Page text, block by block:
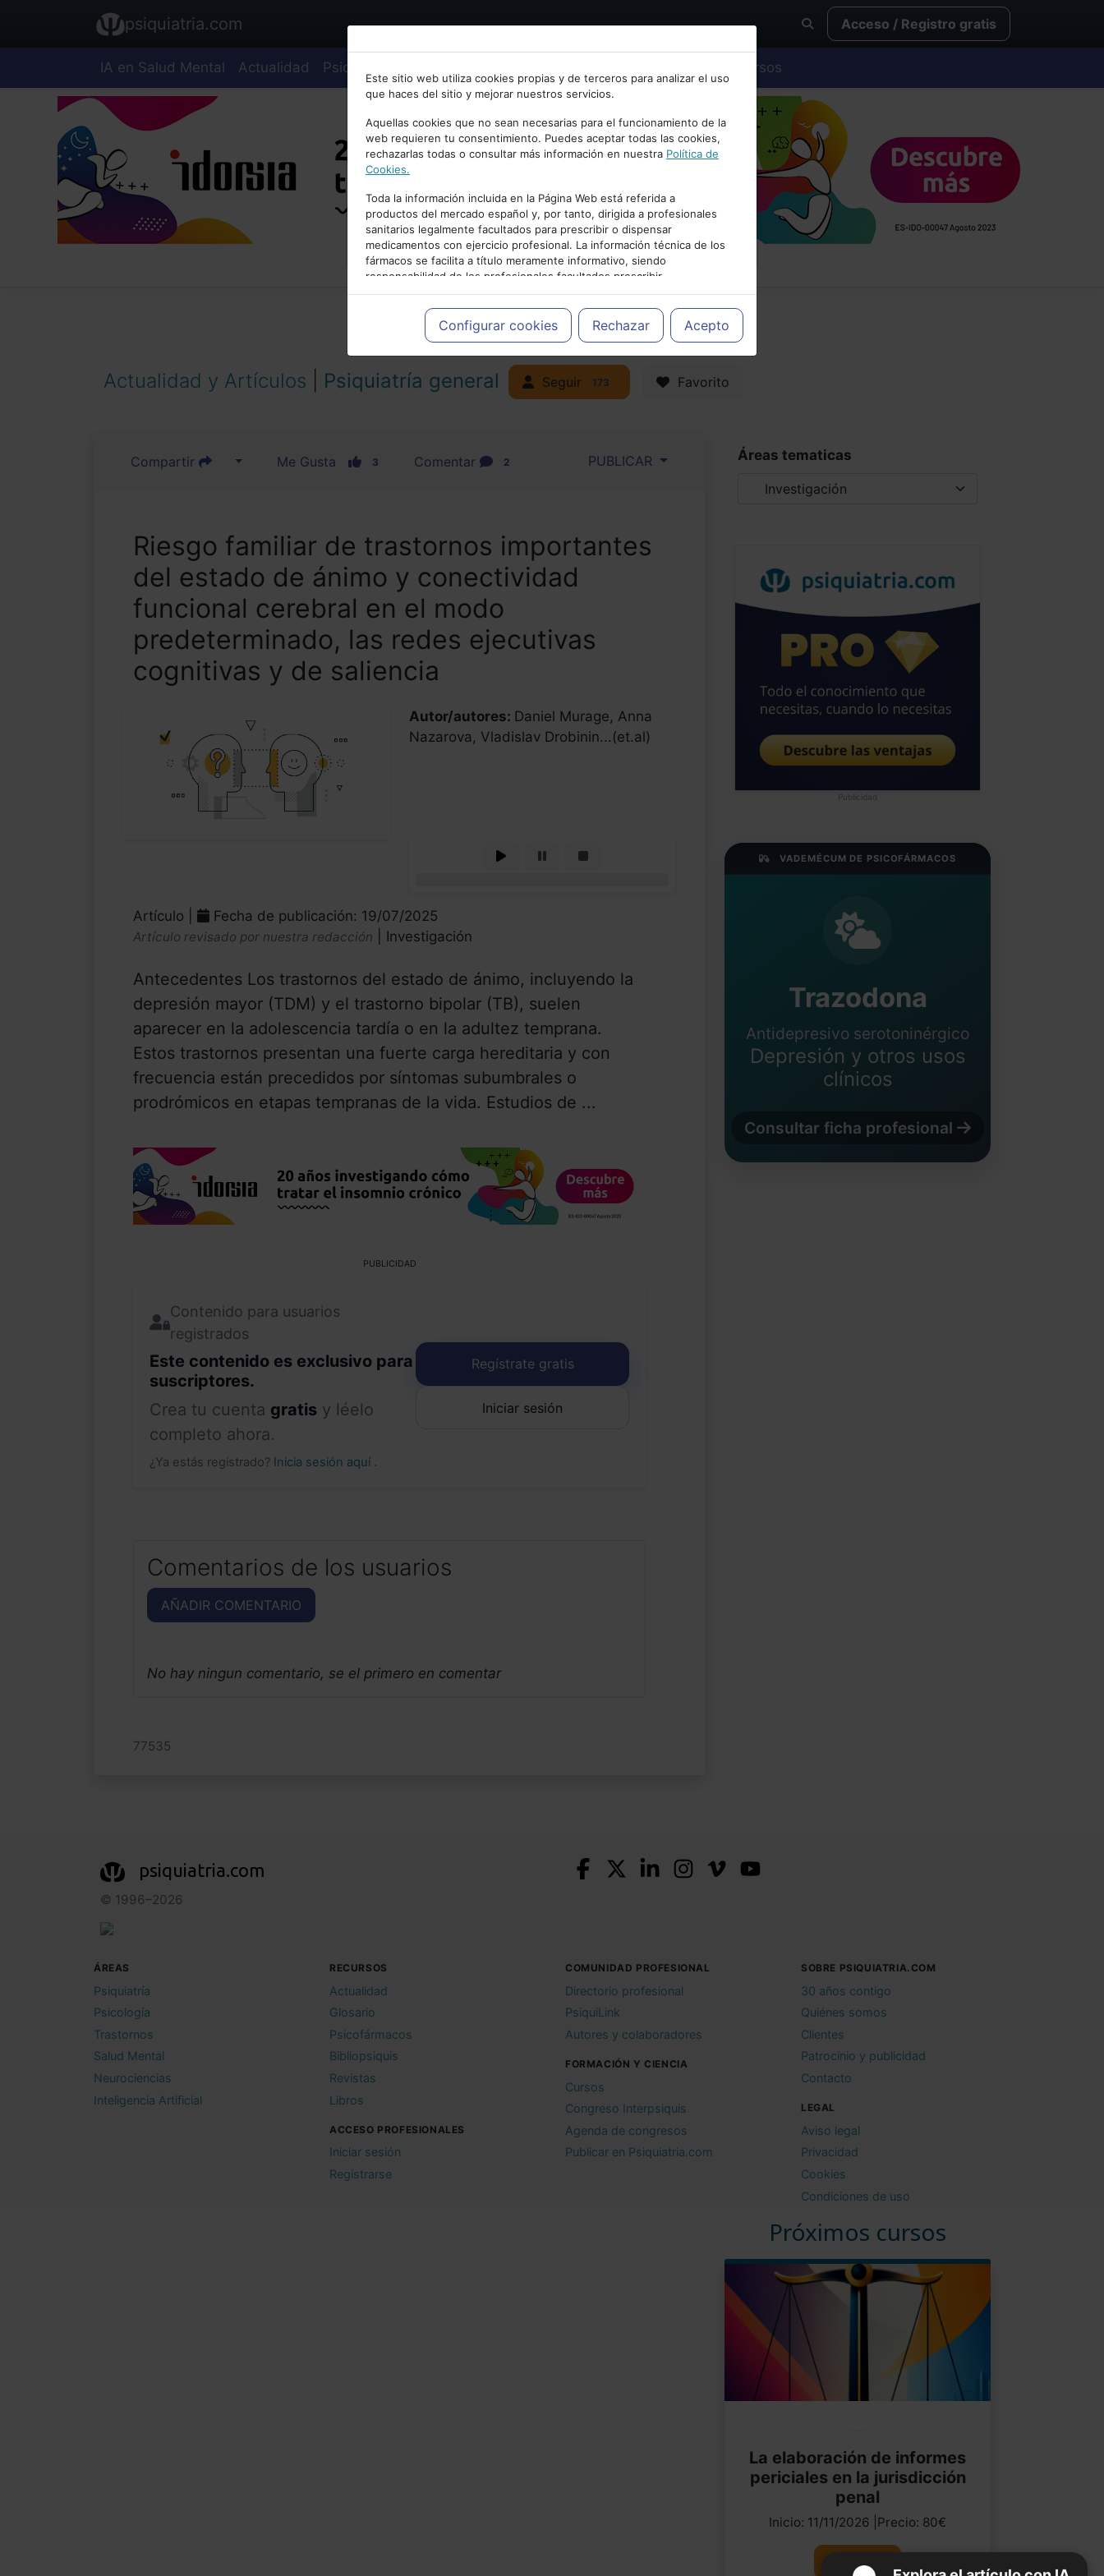
Bienvenid@ a psiquiatria.com
Escribe tu Email
Accede o regístrate con tu email.
Cancelar
psiquiatria.com Acceso / Registro gratis
IA en Salud Mental Actualidad Psiquiatría Cursos
Este sitio web utiliza cookies propias y de terceros para analizar el uso
que haces del sitio y mejorar nuestros servicios.
Aquellas cookies que no sean necesarias para el funcionamiento de la
web requieren tu consentimiento. Puedes aceptar todas las cookies,
rechazarlas todas o consultar más información en nuestra Política de
Cookies.
Toda la información incluida en la Página Web está referida a
productos del mercado español y, por tanto, dirigida a profesionales
sanitarios legalmente facultados para prescribir o dispensar
medicamentos con ejercicio profesional. La información técnica de los
fármacos se facilita a título meramente informativo, siendo
responsabilidad de los profesionales facultados prescribir
medicamentos y decidir, en cada caso concreto, el tratamiento más
adecuado a las necesidades del paciente.
Configurar cookies Rechazar Acepto
PUBLICIDAD
Actualidad y Artículos Psiquiatría general Seguir 173 Favorito
Compartir Me Gusta 3 Comentar 2 PUBLICAR
Riesgo familiar de trastornos importantes
del estado de ánimo y conectividad
funcional cerebral en el modo
predeterminado, las redes ejecutivas
cognitivas y de saliencia
Autor/autores: Daniel Murage, Anna
Nazarova, Vladislav Drobinin...(et.al)
Artículo | Fecha de publicación: 19/07/2025
Artículo revisado por nuestra redacción | Investigación
Antecedentes Los trastornos del estado de ánimo, incluyendo la
depresión mayor (TDM) y el trastorno bipolar (TB), suelen
aparecer en la adolescencia tardía o en la adultez temprana.
Estos trastornos presentan una fuerte carga hereditaria y con
frecuencia están precedidos por síntomas subumbrales o
prodrómicos en etapas tempranas de la vida. Estudios de ...
PUBLICIDAD
Contenido para usuarios
registrados
Este contenido es exclusivo para
suscriptores.
Crea tu cuenta gratis y léelo
completo ahora.
¿Ya estás registrado? Inicia sesión aquí .
Regístrate gratis
Iniciar sesión
Comentarios de los usuarios
AÑADIR COMENTARIO
No hay ningun comentario, se el primero en comentar
77535
Áreas tematicas
Publicidad
VADEMÉCUM DE PSICOFÁRMACOS
Trazodona
Antidepresivo serotoninérgico
Depresión y otros usos
clínicos
Consultar ficha profesional
Próximos cursos
La elaboración de informes
periciales en la jurisdicción
penal
Inicio: 11/11/2026 |Precio: 80€
Ver curso
psiquiatria.com
© 1996–2026
ÁREAS
Psiquiatría
Psicología
Trastornos
Salud Mental
Neurociencias
Inteligencia Artificial
RECURSOS
Actualidad
Glosario
Psicofármacos
Bibliopsiquis
Revistas
Libros
ACCESO PROFESIONALES
Iniciar sesión
Registrarse
COMUNIDAD PROFESIONAL
Directorio profesional
PsiquiLink
Autores y colaboradores
FORMACIÓN Y CIENCIA
Cursos
Congreso Interpsiquis
Agenda de congresos
Publicar en Psiquiatria.com
SOBRE PSIQUIATRIA.COM
30 años contigo
Quiénes somos
Clientes
Patrocinio y publicidad
Contacto
LEGAL
Aviso legal
Privacidad
Cookies
Condiciones de uso